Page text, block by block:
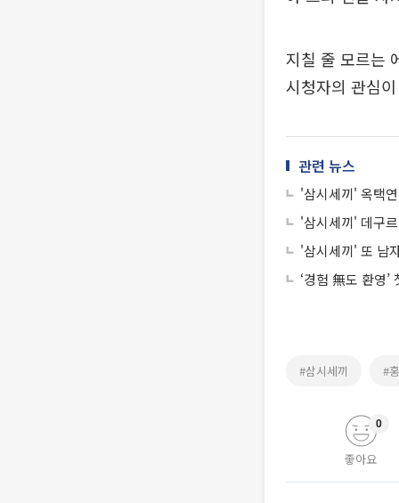
지칠 줄 모르는
시청자의 관심
관련 뉴스
'삼시세끼' 옥택
'삼시세끼' 데구
'삼시세끼' 또 남
‘경험 無도 환영
#삼시세끼 #
좋아요
0